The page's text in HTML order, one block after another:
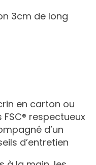
3cm de long
en carton ou
respectueux
d’un
d’entretien